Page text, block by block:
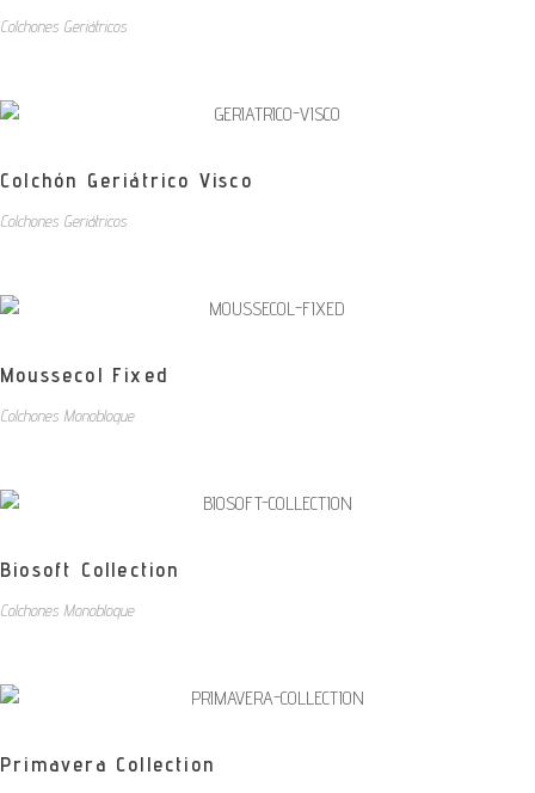
Colchones Geriátricos
Colchón Geriátrico Visco
Colchones Geriátricos
Moussecol Fixed
Colchones Monobloque
Biosoft Collection
Colchones Monobloque
Primavera Collection